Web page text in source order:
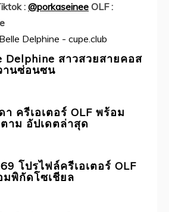
:@porkaseinee OLF :
Delphine สาวสวยสายคอส
านซ่อนซน
ครีเอเตอร์ OLF พร้อม
าม อัปเดตล่าสุด
โปรไฟล์ครีเอเตอร์ OLF
มพิกัดโซเชียล